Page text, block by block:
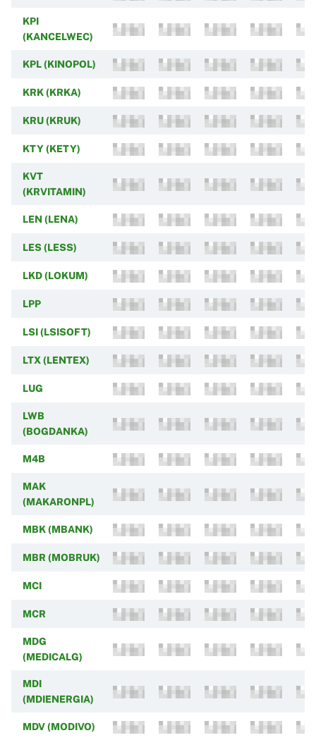
KPI
(KANCELWEC)
KPL (KINOPOL)
KRK (KRKA)
KRU (KRUK)
KTY (KETY)
KVT
(KRVITAMIN)
LEN (LENA)
LES (LESS)
LKD (LOKUM)
LPP
LSI (LSISOFT)
LTX (LENTEX)
LUG
LWB
(BOGDANKA)
M4B
MAK
(MAKARONPL)
MBK (MBANK)
MBR (MOBRUK)
MCI
MCR
MDG
(MEDICALG)
MDI
(MDIENERGIA)
MDV (MODIVO)